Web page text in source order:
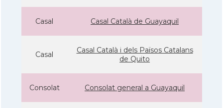
Casal Casal Català de Guayaquil
Casal
Casal Català i dels Països Catalans
de Quito
Consolat Consolat general a Guayaquil